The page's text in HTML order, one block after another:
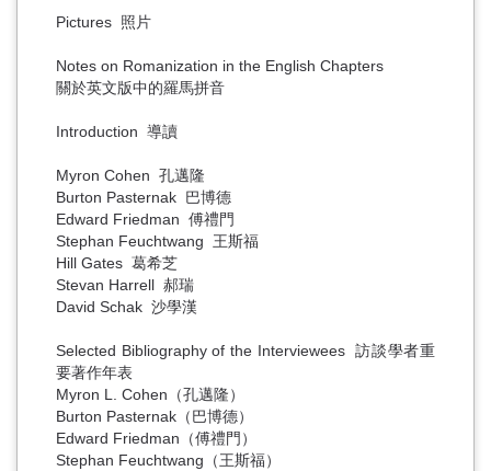
Pictures 照片
Notes on Romanization in the English Chapters
關於英文版中的羅馬拼音
Introduction 導讀
Myron Cohen 孔邁隆
Burton Pasternak 巴博德
Edward Friedman 傅禮門
Stephan Feuchtwang 王斯福
Hill Gates 葛希芝
Stevan Harrell 郝瑞
David Schak 沙學漢
Selected Bibliography of the Interviewees 訪談學者重
要著作年表
Myron L. Cohen（孔邁隆）
Burton Pasternak（巴博德）
Edward Friedman（傅禮門）
Stephan Feuchtwang（王斯福）